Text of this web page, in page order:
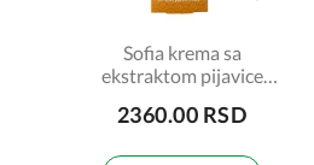
Sofia krema sa
ekstraktom pijavice
2360.00 RSD